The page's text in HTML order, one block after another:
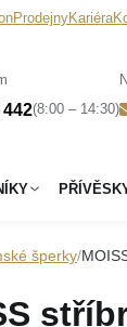
ProdejnyKariéra
442(8:00 – 14:30)
šperky